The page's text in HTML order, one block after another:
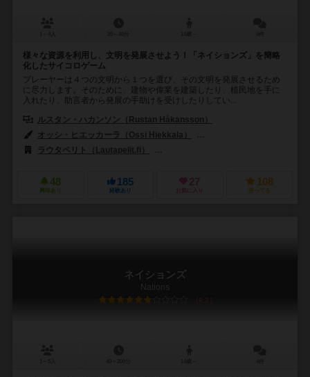
様々な資源を利用し、文明を発展させよう！「ネイションズ」を簡略
化したサイコロゲーム
プレーヤーは４つの文明から１つを選び、その文明を発展させるため
に尽力します。そのために、建物や偉業を建築したり、植民地を手に
入れたり、助言者から発展の手助けを受けしたりしてい...
ルスタン・ハカンソン（Rustan Håkansson）
オッシ・ヒエッカーラ（Ossi Hiekkala）
ラウタペリト（Lautapelit.fi）
48
興味あり
185
経験あり
27
お気に入り
108
持ってる
ネイションズ
Nations
6.2